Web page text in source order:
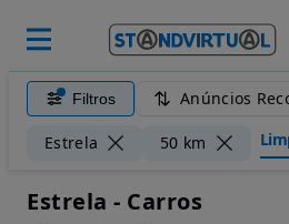
Filtros Anúncios
Estrela 50 km
Estrela - Carros